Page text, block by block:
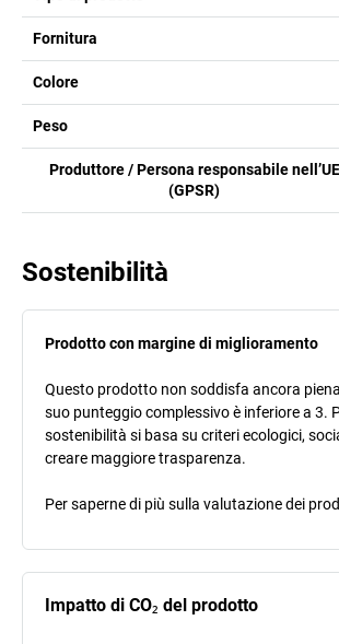
Fornitura
Colore
Peso
Produttore / Persona responsabile nell’UE
(GPSR)
Sostenibilità
Prodotto con margine di miglioramento
Questo prodotto non soddisfa ancora
suo punteggio complessivo è inferiore a
sostenibilità si basa su criteri ecologici,
creare maggiore trasparenza.
Per saperne di più sulla valutazione dei
Impatto di CO₂ del prodotto